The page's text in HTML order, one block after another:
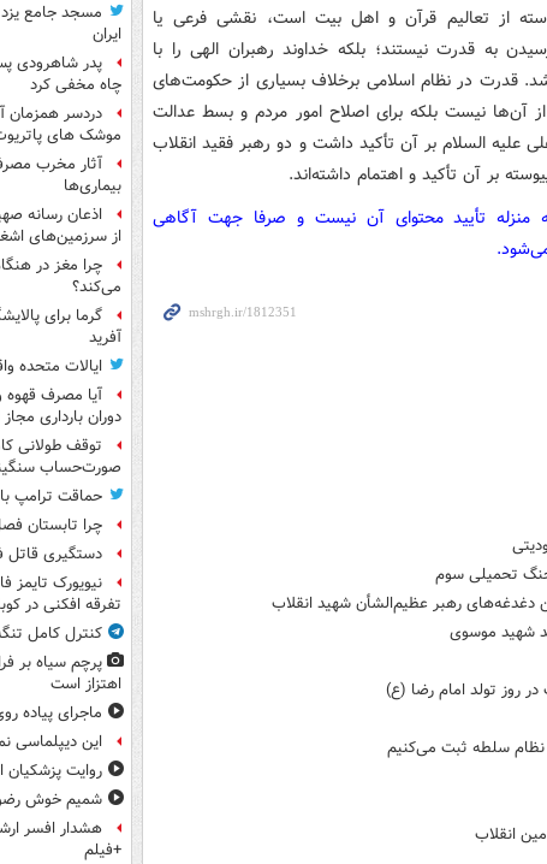
از تعالیم قرآن و اهل بیت است، نقشی فرعی یا
به قدرت نیستند؛ بلکه خداوند رهبران الهی را با
قدرت در نظام اسلامی برخلاف بسیاری از حکومت‌های
آن‌ها نیست بلکه برای اصلاح امور مردم و بسط عدالت
علیه السلام بر آن تأکید داشت و دو رهبر فقید انقلاب
بر آن تأکید و اهتمام داشته‌اند.
منزله تأیید محتوای آن نیست و صرفا جهت آگاهی
تحمیلی سوم
دغدغه‌های رهبر عظیم‌الشأن شهید انقلاب
شهید موسوی
روز تولد امام رضا (ع)
سلطه ثبت می‌کنیم
انقلاب
مسجد جامع
ایران
پدر شاهرودی
چاه مخفی کرد
دردسر همزمان
موشک های
آثار مخرب
بیماری‌ها
اذعان رسانه
از سرزمین‌های
چرا مغز در
می‌کند؟
گرما برای
آفرید
ایالات متحده
آیا مصرف قهوه
دوران بارداری
توقف طولانی
صورت‌حساب
حماقت ترامپ
چرا تابستان
دستگیری قاتل
نیویورک تایمز
تفرقه افکنی در
کنترل کامل
پرچم سیاه بر
اهتزاز است
ماجرای پیاده
این
روایت پزشکیان
شمیم خوش
هشدار افسر
+فیلم